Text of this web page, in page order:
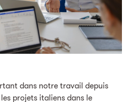
dans notre travail depuis
projets italiens dans le